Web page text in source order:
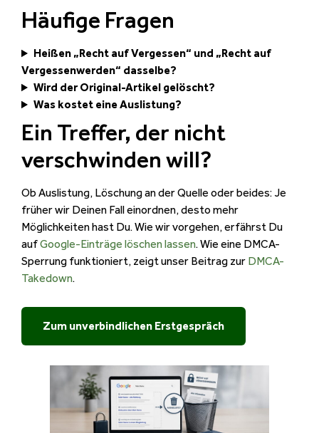
Häufige Fragen
Heißen „Recht auf Vergessen“ und „Recht auf
Vergessenwerden“ dasselbe?
Wird der Original-Artikel gelöscht?
Was kostet eine Auslistung?
Ein Treffer, der nicht
verschwinden will?
Ob Auslistung, Löschung an der Quelle oder beides: Je
früher wir Deinen Fall einordnen, desto mehr
Möglichkeiten hast Du. Wie wir vorgehen, erfährst Du
aufGoogle-Einträge löschen lassen. Wie eine DMCA-
Sperrung funktioniert, zeigt unser Beitrag zur DMCA-
Takedown.
Zum unverbindlichen Erstgespräch